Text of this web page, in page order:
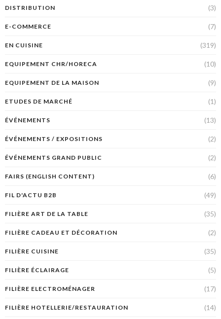
DISTRIBUTION (3)
E-COMMERCE (7)
EN CUISINE (319)
EQUIPEMENT CHR/HORECA (10)
EQUIPEMENT DE LA MAISON (9)
ETUDES DE MARCHÉ (1)
ÉVÉNEMENTS (13)
ÉVÉNEMENTS / EXPOSITIONS (2)
ÉVÉNEMENTS GRAND PUBLIC (2)
FAIRS (ENGLISH CONTENT) (6)
FIL D'ACTU B2B (49)
FILIÈRE ART DE LA TABLE (35)
FILIÈRE CADEAU ET DÉCORATION (2)
FILIÈRE CUISINE (35)
FILIÈRE ÉCLAIRAGE (5)
FILIÈRE ELECTROMÉNAGER (17)
FILIÈRE HOTELLERIE/RESTAURATION (14)